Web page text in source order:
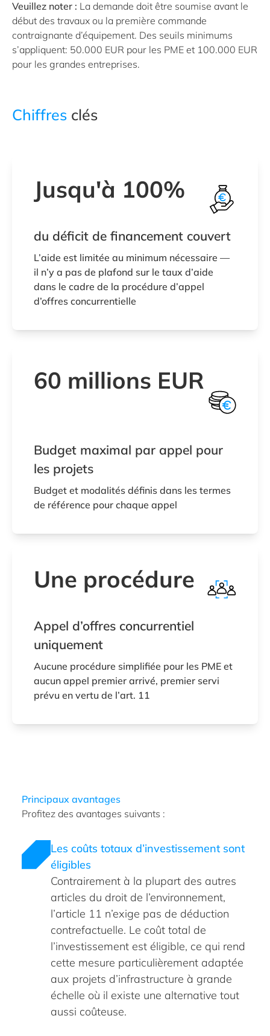
Veuillez noter : La demande doit être soumise avant le
début des travaux ou la première commande
contraignante d’équipement. Des seuils minimums
s’appliquent: 50.000 EUR pour les PME et 100.000 EUR
pour les grandes entreprises.
Chiffres clés
Jusqu'à 100%
du déficit de financement couvert
L’aide est limitée au minimum nécessaire —
il n’y a pas de plafond sur le taux d’aide
dans le cadre de la procédure d’appel
d’offres concurrentielle
60 millions EUR
Budget maximal par appel pour
les projets
Budget et modalités définis dans les termes
de référence pour chaque appel
Une procédure
Appel d’offres concurrentiel
uniquement
Aucune procédure simplifiée pour les PME et
aucun appel premier arrivé, premier servi
prévu en vertu de l’art. 11
Principaux avantages
Profitez des avantages suivants :
Les coûts totaux d’investissement sont
éligibles
Contrairement à la plupart des autres
articles du droit de l’environnement,
l’article 11 n’exige pas de déduction
contrefactuelle. Le coût total de
l’investissement est éligible, ce qui rend
cette mesure particulièrement adaptée
aux projets d’infrastructure à grande
échelle où il existe une alternative tout
aussi coûteuse.